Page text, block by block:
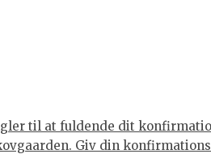
til at fuldende dit
Giv din